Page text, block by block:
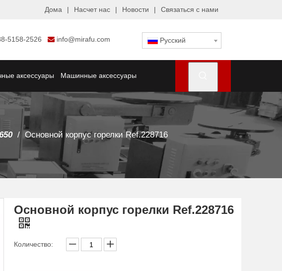
Дома | Насчет нас | Новости | Связаться с нами
5158-2526  info@mirafu.com Pусский
аксессуары Машинные аксессуары
/ Основной корпус горелки Ref.228716
Основной корпус горелки Ref.228716
Количество: